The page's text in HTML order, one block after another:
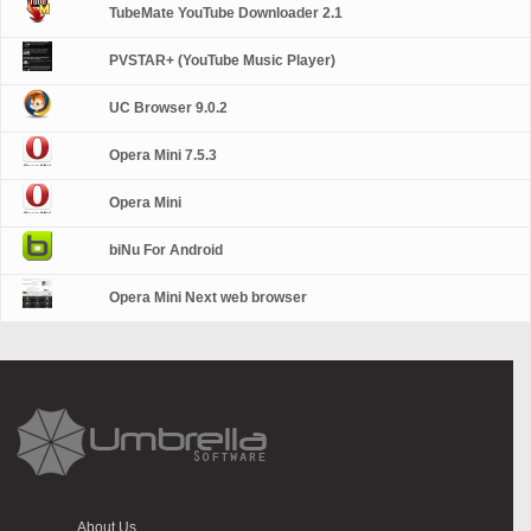
TubeMate YouTube Downloader 2.1
PVSTAR+ (YouTube Music Player)
UC Browser 9.0.2
Opera Mini 7.5.3
Opera Mini
biNu For Android
Opera Mini Next web browser
About Us